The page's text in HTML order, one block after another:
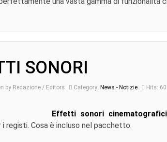
SONORI
by Redazione / Editors Category: News - Notizie Hits:
Effetti sonori cinematografici
registi. Cosa è incluso nel pacchetto: